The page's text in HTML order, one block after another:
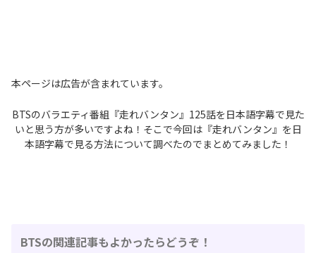
本ページは広告が含まれています。
BTSのバラエティ番組『走れバンタン』125話を日本語字幕で見た
いと思う方が多いですよね！そこで今回は『走れバンタン』を日
本語字幕で見る方法について調べたのでまとめてみました！
BTSの関連記事もよかったらどうぞ！